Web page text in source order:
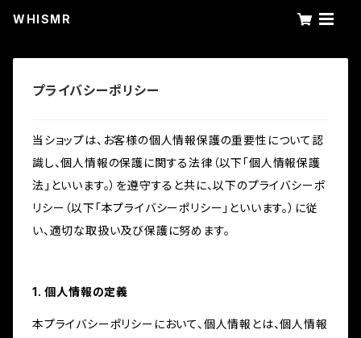
WHISMR
プライバシーポリシー
当ショップは、お客様の個人情報保護の重要性について認
識し、個人情報の保護に関する法律（以下「個人情報保護
法」といいます。）を遵守すると共に、以下のプライバシーポ
リシー（以下「本プライバシーポリシー」といいます。）に従
い、適切な取扱い及び保護に努めます。
1. 個人情報の定義
本プライバシーポリシーにおいて、個人情報とは、個人情報